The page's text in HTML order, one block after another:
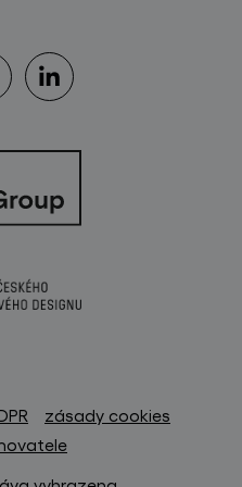
zásady cookies